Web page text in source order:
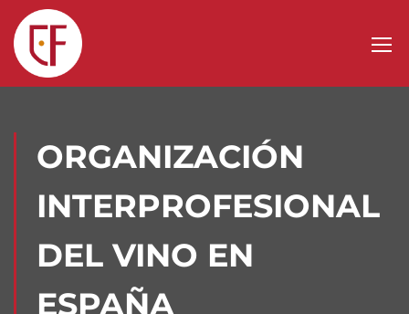
ORGANIZACIÓN
INTERPROFESIONAL
DEL VINO EN
ESPAÑA